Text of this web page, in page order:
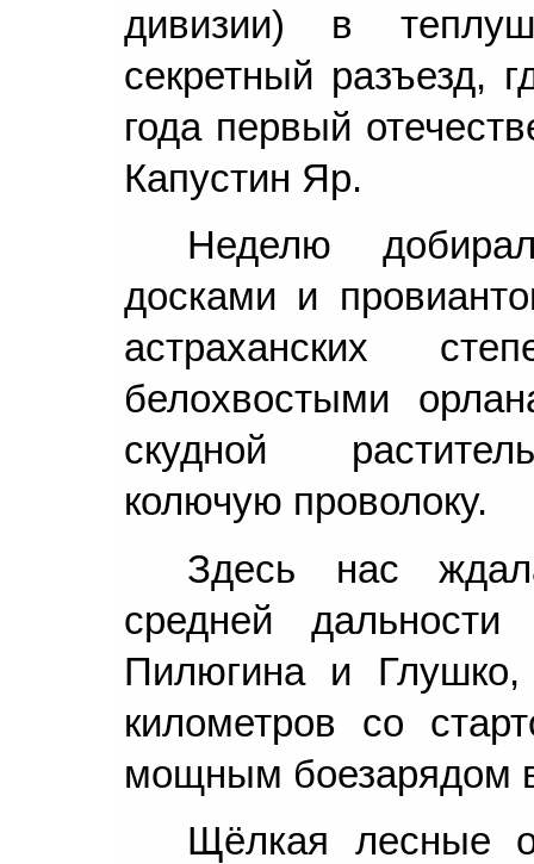
дивизии) в
секретный разъезд,
года первый
Капустин Яр.
Неделю
досками и
астраханских
белохвостыми
скудной
колючую проволоку.
Здесь нас
средней
Пилюгина и
километров со
мощным боезарядом
Щёлкая лесные